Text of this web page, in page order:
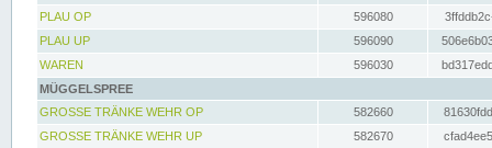
PLAU OP
596080
PLAU UP
596090
WAREN
596030
MÜGGELSPREE
GROSSE TRÄNKE WEHR OP
582660
GROSSE TRÄNKE WEHR UP
582670